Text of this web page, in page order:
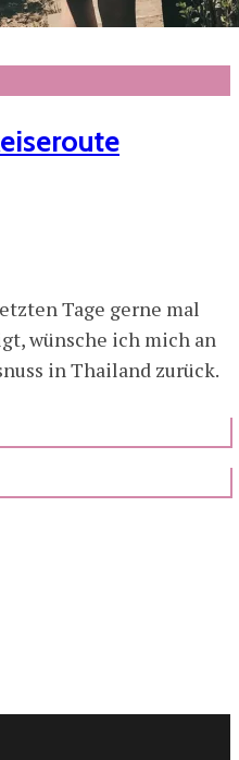
Tage gerne mal
wünsche ich mich an
in Thailand zurück.